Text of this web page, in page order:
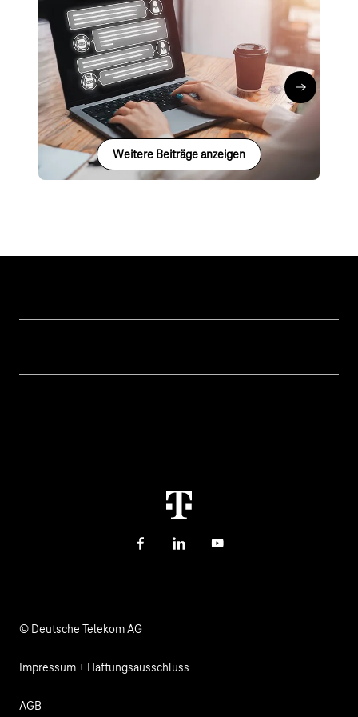
Cyber Security Digitale Verwaltung
Business GPT
Marco Doth∙06.09.24
Business
Weitere Beiträge anzeigen
FacebookLinkedInYouTube
© Deutsche Telekom AG
Impressum + Haftungsausschluss
AGB